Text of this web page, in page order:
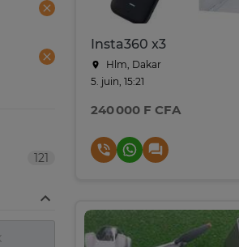
Insta360 x3
Hlm, Dakar
5. juin, 15:21
240 000 F CFA
121